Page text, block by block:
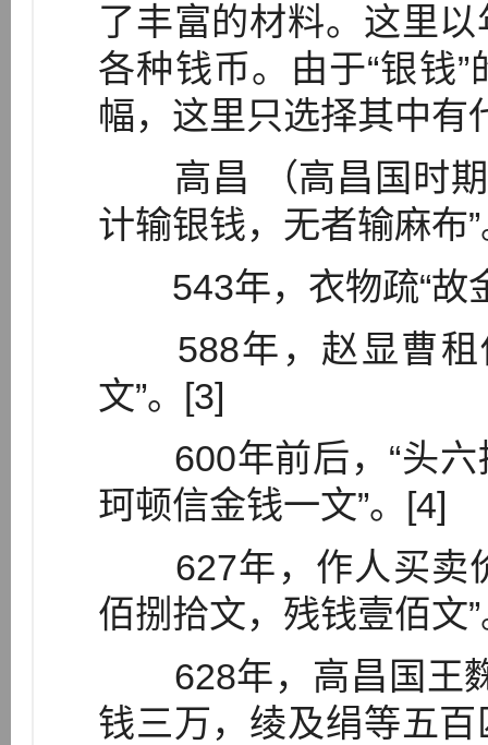
了丰富的材料。这里
各种钱币。由于“银钱
幅，这里只选择其中有
高昌 （高昌国时期
计输银钱，无者输麻布
543年，衣物疏“故
588年，赵显曹租
文”。[3]
600年前后，“头六
珂顿信金钱一文”。[4]
627年，作人买卖价
佰捌拾文，残钱壹佰文
628年，高昌国王麴
钱三万，绫及绢等五